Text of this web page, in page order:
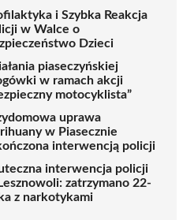
i Szybka Reakcja
w Walce o
Dzieci
piaseczyńskiej
w ramach akcji
motocyklista”
uprawa
w Piasecznie
interwencją policji
interwencja policji
zatrzymano 22-
z narkotykami